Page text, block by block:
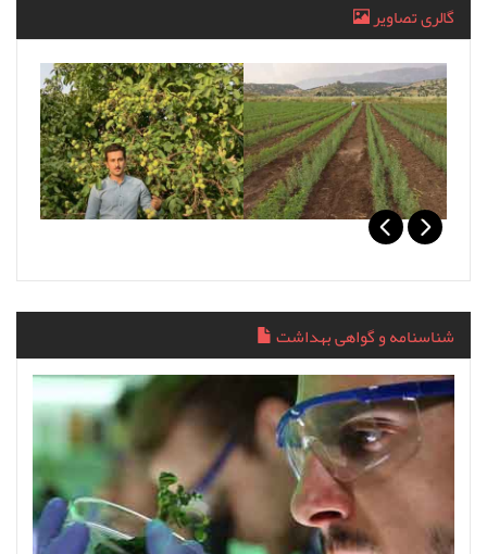
گالری تصاویر
شناسنامه و گواهی بهداشت